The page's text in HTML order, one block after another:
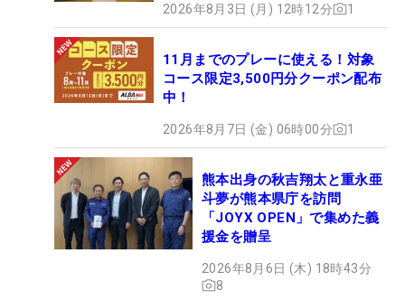
2026年8月3日 (月) 12時12分 1
11月までのプレーに使える！対象
コース限定3,500円分クーポン配布
中！
2026年8月7日 (金) 06時00分 1
熊本出身の秋吉翔太と重永亜
斗夢が熊本県庁を訪問
「JOYX OPEN」で集めた義
援金を贈呈
2026年8月6日 (木) 18時43分
8